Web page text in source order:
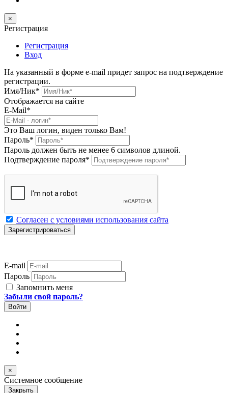
×
Регистрация
Регистрация
Вход
На указанный в форме e-mail придет запрос на подтверждение
регистрации.
Имя/Ник*
Отображается на сайте
E-Mail*
Это Ваш логин, виден только Вам!
Пароль*
Пароль должен быть не менее 6 символов длиной.
Подтверждение пароля*
Согласен с условиями использования сайта
E-mail
Пароль
Запомнить меня
Забыли свой пароль?
×
Системное сообщение
Закрыть